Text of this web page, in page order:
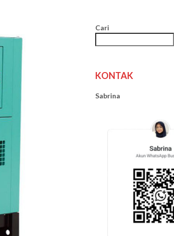
Cari
KONTAK
Sabrina